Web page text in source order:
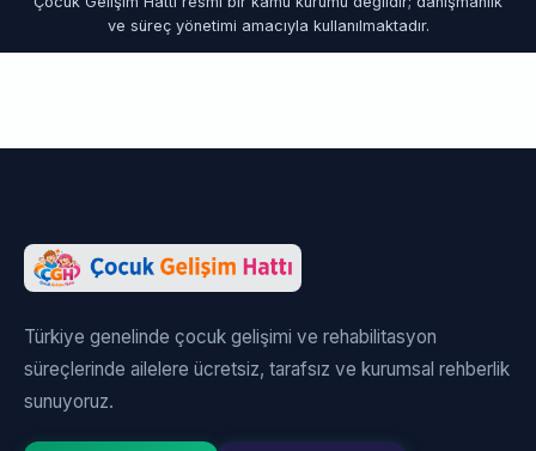
ve süreç yönetimi amacıyla kullanılmaktadır.
Türkiye genelinde çocuk gelişimi ve rehabilitasyon
süreçlerinde ailelere ücretsiz, tarafsız ve kurumsal rehberlik
sunuyoruz.